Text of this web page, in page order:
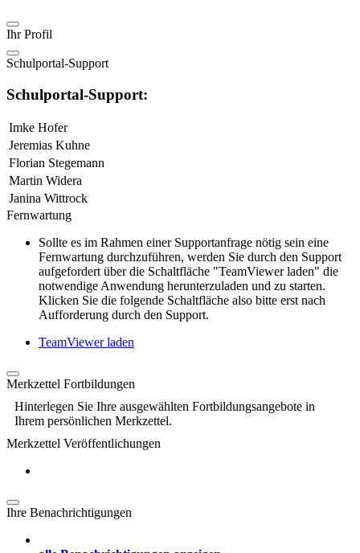
Ihr Profil
Schulportal-Support
Schulportal-Support:
Imke Hofer
Jeremias Kuhne
Florian Stegemann
Martin Widera
Janina Wittrock
Fernwartung
Sollte es im Rahmen einer Supportanfrage nötig sein eine
Fernwartung durchzuführen, werden Sie durch den Support
aufgefordert über die Schaltfläche "TeamViewer laden" die
notwendige Anwendung herunterzuladen und zu starten.
Klicken Sie die folgende Schaltfläche also bitte erst nach
Aufforderung durch den Support.
TeamViewer laden
Merkzettel Fortbildungen
Hinterlegen Sie Ihre ausgewählten Fortbildungsangebote in
Ihrem persönlichen Merkzettel.
Merkzettel Veröffentlichungen
Ihre Benachrichtigungen